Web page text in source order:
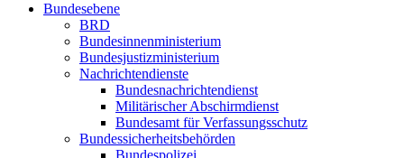
Bundesebene
BRD
Bundesinnenministerium
Bundesjustizministerium
Nachrichtendienste
Bundesnachrichtendienst
Militärischer Abschirmdienst
Bundesamt für Verfassungsschutz
Bundessicherheitsbehörden
Bundespolizei